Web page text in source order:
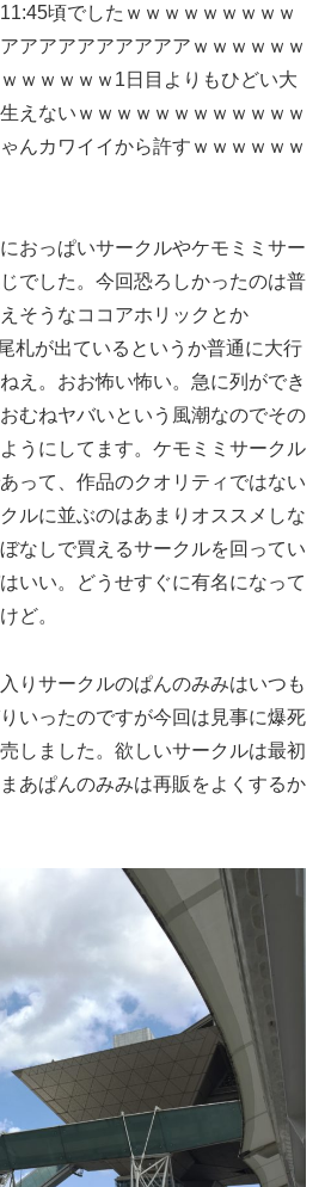
頃でしたｗｗｗｗｗｗｗｗｗ
アアアアアアアアアｗｗｗｗｗｗ
ｗｗｗｗｗ1日目よりもひどい大
えないｗｗｗｗｗｗｗｗｗｗｗｗ
んカワイイから許すｗｗｗｗｗｗ
おっぱいサークルやケモミミサー
でした。今回恐ろしかったのは普
そうなココアホリックとか
札が出ているというか普通に大行
え。おお怖い怖い。急に列ができ
むねヤバいという風潮なのでその
うにしてます。ケモミミサークル
って、作品のクオリティではない
ルに並ぶのはあまりオススメしな
なしで買えるサークルを回ってい
いい。どうせすぐに有名になって
ど。
りサークルのぱんのみみはいつも
いったのですが今回は見事に爆死
しました。欲しいサークルは最初
あぱんのみみは再販をよくするか